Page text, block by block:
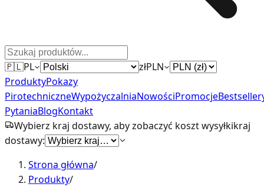
🇵🇱PL złPLN
ProduktyPokazy
PirotechniczneWypożyczalniaNowościPromocje
PytaniaBlogKontakt
Wybierz kraj dostawy, aby zobaczyć koszt wysyłkikraj
dostawy:
Strona główna/
Produkty/